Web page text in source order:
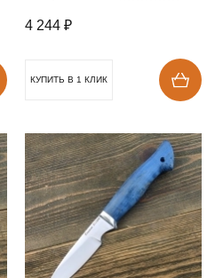
4 244 ₽
КУПИТЬ В 1 КЛИК